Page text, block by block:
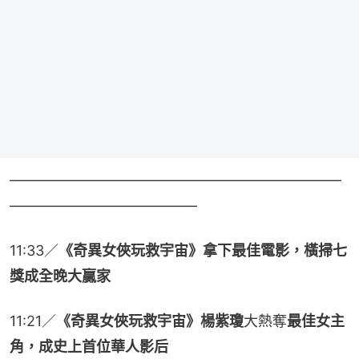
———————————————————————
—————————————
11:33／ 《奇異女俠玩救宇宙》拿下最佳電影，橫掃七
獎成全晚大贏家
11:21／ 《奇異女俠玩救宇宙》楊紫瓊大熱奪最佳女主
角，成史上首位華人影后